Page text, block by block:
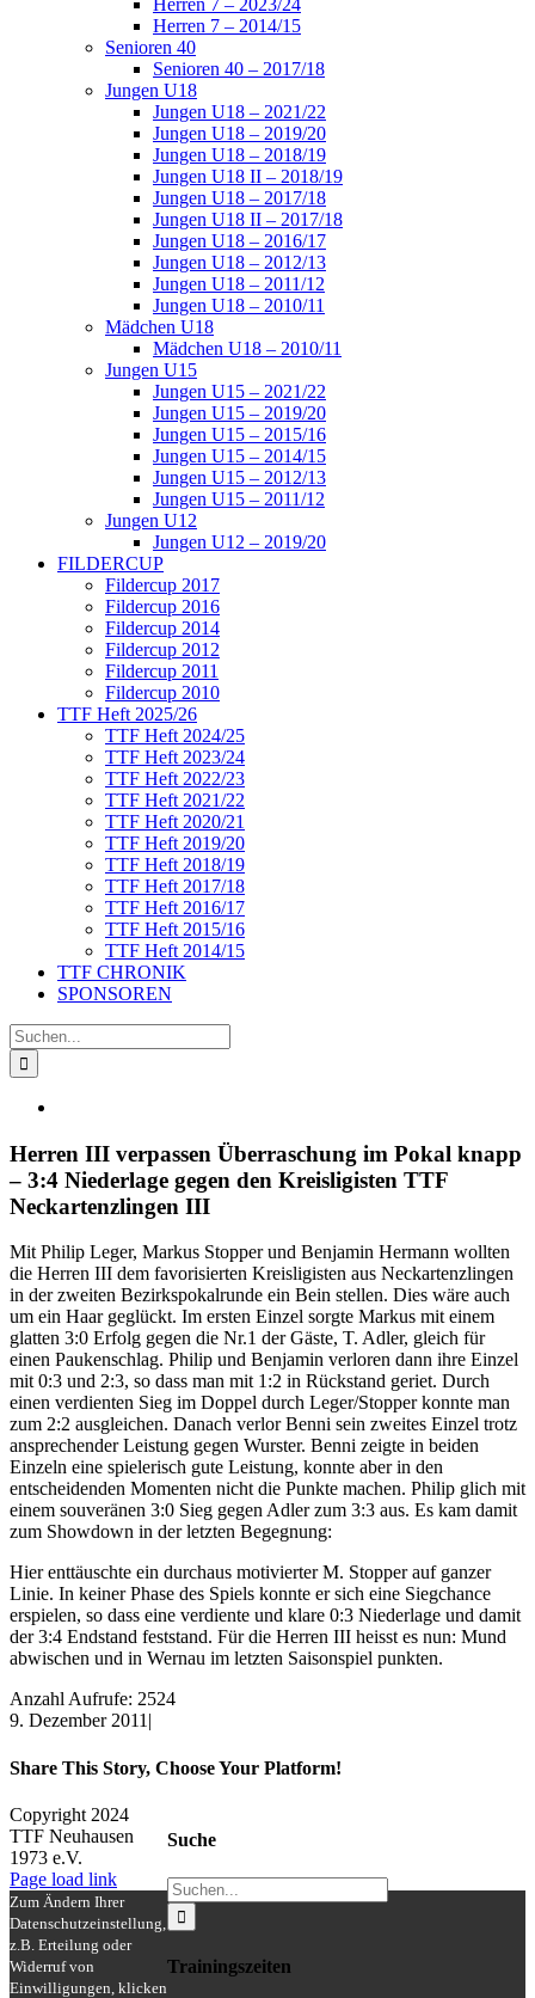
Herren 7 – 2023/24
Herren 7 – 2014/15
Senioren 40
Senioren 40 – 2017/18
Jungen U18
Jungen U18 – 2021/22
Jungen U18 – 2019/20
Jungen U18 – 2018/19
Jungen U18 II – 2018/19
Jungen U18 – 2017/18
Jungen U18 II – 2017/18
Jungen U18 – 2016/17
Jungen U18 – 2012/13
Jungen U18 – 2011/12
Jungen U18 – 2010/11
Mädchen U18
Mädchen U18 – 2010/11
Jungen U15
Jungen U15 – 2021/22
Jungen U15 – 2019/20
Jungen U15 – 2015/16
Jungen U15 – 2014/15
Jungen U15 – 2012/13
Jungen U15 – 2011/12
Jungen U12
Jungen U12 – 2019/20
FILDERCUP
Fildercup 2017
Fildercup 2016
Fildercup 2014
Fildercup 2012
Fildercup 2011
Fildercup 2010
TTF Heft 2025/26
TTF Heft 2024/25
TTF Heft 2023/24
TTF Heft 2022/23
TTF Heft 2021/22
TTF Heft 2020/21
TTF Heft 2019/20
TTF Heft 2018/19
TTF Heft 2017/18
TTF Heft 2016/17
TTF Heft 2015/16
TTF Heft 2014/15
TTF CHRONIK
SPONSOREN
Suche
nach:
Herren III verpassen Überraschung im Pokal knapp
– 3:4 Niederlage gegen den Kreisligisten TTF
Neckartenzlingen III
Mit Philip Leger, Markus Stopper und Benjamin Hermann wollten
die Herren III dem favorisierten Kreisligisten aus Neckartenzlingen
in der zweiten Bezirkspokalrunde ein Bein stellen. Dies wäre auch
um ein Haar geglückt. Im ersten Einzel sorgte Markus mit einem
glatten 3:0 Erfolg gegen die Nr.1 der Gäste, T. Adler, gleich für
einen Paukenschlag. Philip und Benjamin verloren dann ihre Einzel
mit 0:3 und 2:3, so dass man mit 1:2 in Rückstand geriet. Durch
einen verdienten Sieg im Doppel durch Leger/Stopper konnte man
zum 2:2 ausgleichen. Danach verlor Benni sein zweites Einzel trotz
ansprechender Leistung gegen Wurster. Benni zeigte in beiden
Einzeln eine spielerisch gute Leistung, konnte aber in den
entscheidenden Momenten nicht die Punkte machen. Philip glich mit
einem souveränen 3:0 Sieg gegen Adler zum 3:3 aus. Es kam damit
zum Showdown in der letzten Begegnung:
Hier enttäuschte ein durchaus motivierter M. Stopper auf ganzer
Linie. In keiner Phase des Spiels konnte er sich eine Siegchance
erspielen, so dass eine verdiente und klare 0:3 Niederlage und damit
der 3:4 Endstand feststand. Für die Herren III heisst es nun: Mund
abwischen und in Wernau im letzten Saisonspiel punkten.
Anzahl Aufrufe: 2524
9. Dezember 2011|
Share This Story, Choose Your Platform!
Facebook
X
Reddit
LinkedIn
WhatsApp
Tumblr
Pinterest
Vk
Xing
E-
Mail
Suche
Suche
nach:
Trainingszeiten
Copyright 2024
TTF Neuhausen
1973 e.V.
Facebook
Instagram
Page load link
Zum Ändern Ihrer
Datenschutzeinstellung,
z.B. Erteilung oder
Widerruf von
Einwilligungen, klicken